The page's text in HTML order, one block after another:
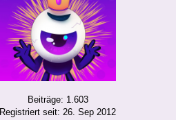
Beiträge: 1.603
Registriert seit: 26. Sep 2012